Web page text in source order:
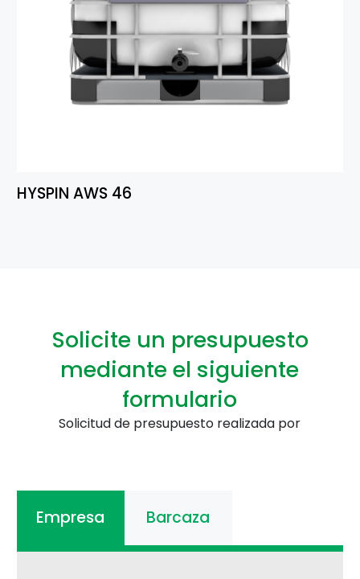
HYSPIN AWS 46
Solicite un presupuesto
mediante el siguiente
formulario
Solicitud de presupuesto realizada por
Empresa Barcaza